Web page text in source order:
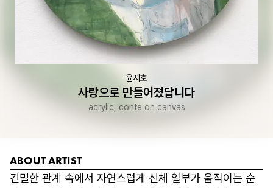
윤지호
사랑으로 만들어졌답니다
acrylic, conte on canvas
ABOUT ARTIST
긴밀한 관계 속에서 자연스럽게 신체 일부가 움직이는 순